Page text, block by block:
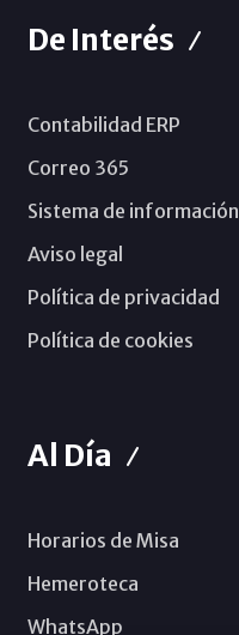
De Interés
Contabilidad ERP
Correo 365
Sistema de información
Aviso legal
Política de privacidad
Política de cookies
Al Día
Horarios de Misa
Hemeroteca
WhatsApp